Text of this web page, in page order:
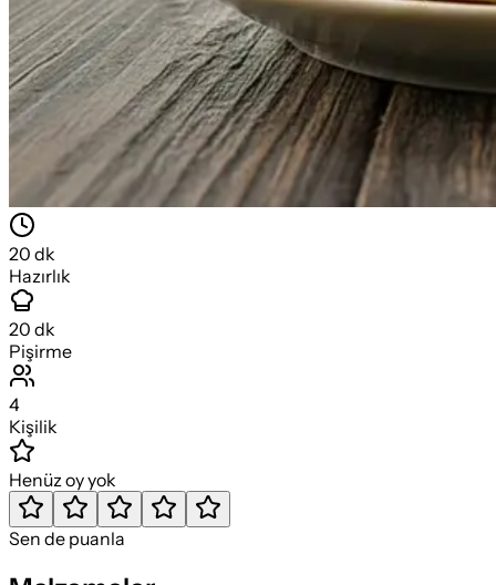
20 dk
Hazırlık
20 dk
Pişirme
4
Kişilik
Henüz oy yok
Sen de puanla